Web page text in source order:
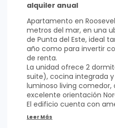
alquiler anual
Apartamento en
metros del mar, en una
de Punta del Este, ideal
año como para invertir
de renta.
La unidad ofrece 2
suite), cocina integrada
luminoso living comedor,
excelente orientación
El edificio cuenta con
experiencia de vivir en
sauna, cine 3D, servicio